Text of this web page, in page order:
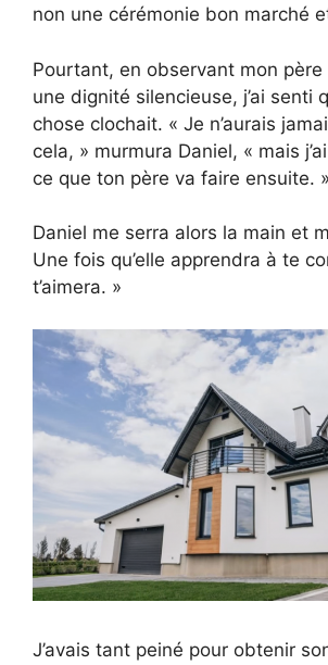
non une cérémonie bon marché
Pourtant, en observant mon
une dignité silencieuse, j’ai senti
chose clochait. « Je n’aurais
cela, » murmura Daniel, « mais
ce que ton père va faire ensuite. »
Daniel me serra alors la main et
Une fois qu’elle apprendra à te
t’aimera. »
J’avais tant peiné pour obtenir